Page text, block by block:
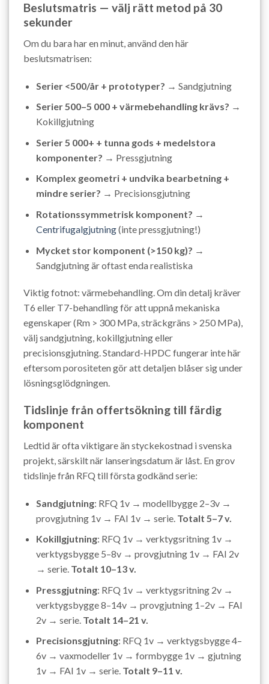
Beslutsmatris — välj rätt metod på 30
sekunder
Om du bara har en minut, använd den här
beslutsmatrisen:
Serier <500/år + prototyper? → Sandgjutning
Serier 500–5 000 + värmebehandling krävs? →
Kokillgjutning
Serier 5 000+ + tunna gods + medelstora
komponenter? → Pressgjutning
Komplex geometri + undvika bearbetning +
mindre serier? → Precisionsgjutning
Rotationssymmetrisk komponent? →
Centrifugalgjutning(inte pressgjutning!)
Mycket stor komponent (>150 kg)? →
Sandgjutning är oftast enda realistiska
Viktig fotnot: värmebehandling. Om din detalj kräver
T6 eller T7-behandling för att uppnå mekaniska
egenskaper (Rm > 300 MPa, sträckgräns > 250 MPa),
välj sandgjutning, kokillgjutning eller
precisionsgjutning. Standard-HPDC fungerar inte här
eftersom porositeten gör att detaljen blåser sig under
lösningsglödgningen.
Tidslinje från offertsökning till färdig
komponent
Ledtid är ofta viktigare än styckekostnad i svenska
projekt, särskilt när lanseringsdatum är låst. En grov
tidslinje från RFQ till första godkänd serie:
Sandgjutning: RFQ 1v → modellbygge 2–3v →
provgjutning 1v → FAI 1v → serie. Totalt 5–7 v.
Kokillgjutning: RFQ 1v → verktygsritning 1v →
verktygsbygge 5–8v → provgjutning 1v → FAI 2v
→ serie. Totalt 10–13 v.
Pressgjutning: RFQ 1v → verktygsritning 2v →
verktygsbygge 8–14v → provgjutning 1–2v → FAI
2v → serie. Totalt 14–21 v.
Precisionsgjutning: RFQ 1v → verktygsbygge 4–
6v → vaxmodeller 1v → formbygge 1v → gjutning
1v → FAI 1v → serie. Totalt 9–11 v.